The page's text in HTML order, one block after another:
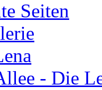
Seiten
- Die